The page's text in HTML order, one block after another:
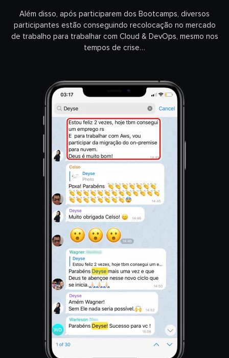
Além disso, após participarem dos Bootcamps, diversos
participantes estão conseguindo recolocação no mercado
de trabalho para trabalhar com Cloud & DevOps, mesmo nos
tempos de crise…